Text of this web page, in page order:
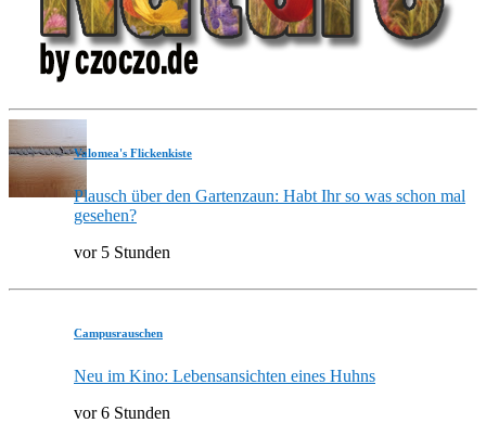
Valomea's Flickenkiste
Plausch über den Gartenzaun: Habt Ihr so was schon mal
gesehen?
vor 5 Stunden
Campusrauschen
Neu im Kino: Lebensansichten eines Huhns
vor 6 Stunden